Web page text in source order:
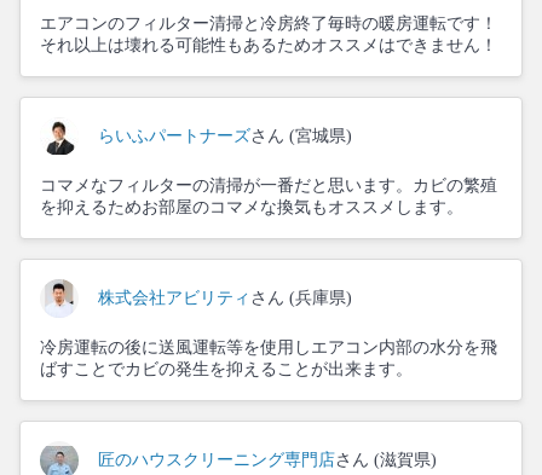
エアコンのフィルター清掃と冷房終了毎時の暖房運転です！
それ以上は壊れる可能性もあるためオススメはできません！
らいふパートナーズさん (宮城県)
コマメなフィルターの清掃が一番だと思います。カビの繁殖
を抑えるためお部屋のコマメな換気もオススメします。
株式会社アビリティ さん (兵庫県)
冷房運転の後に送風運転等を使用しエアコン内部の水分を飛
ばすことでカビの発生を抑えることが出来ます。
匠のハウスクリーニング専門店さん (滋賀県)